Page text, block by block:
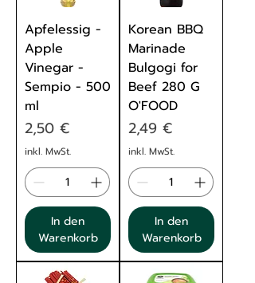
Apfelessig -
Apple
Vinegar -
Sempio - 500
ml
Preis
2,50 €
inkl. MwSt.
In den
Warenkorb
Korean BBQ
Marinade
Bulgogi for
Beef 280 G
O'FOOD
Preis
2,49 €
inkl. MwSt.
In den
Warenkorb